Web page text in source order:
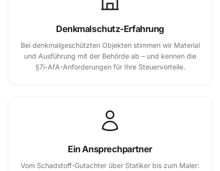
Denkmalschutz-Erfahrung
Bei denkmalgeschützten Objekten stimmen wir Material
und Ausführung mit der Behörde ab – und kennen die
§7i-AfA-Anforderungen für Ihre Steuervorteile.
Ein Ansprechpartner
Vom Schadstoff-Gutachter über Statiker bis zum Maler: